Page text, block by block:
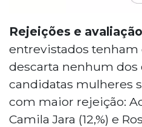
Rejeições e
entrevistados tenham
descarta nenhum dos
candidatas mulheres
com maior rejeição:
Camila Jara (12,%) e